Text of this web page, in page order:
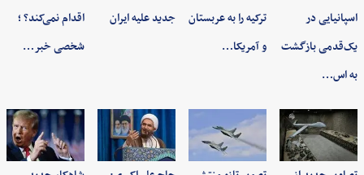
اسپانیایی در
یک‌قدمی بازگشت
به اس…
ترکیه را به عربستان
و آمریکا…
جدید علیه ایران
اقدام نمی‌کند؟ ؛
شخصی خبر…